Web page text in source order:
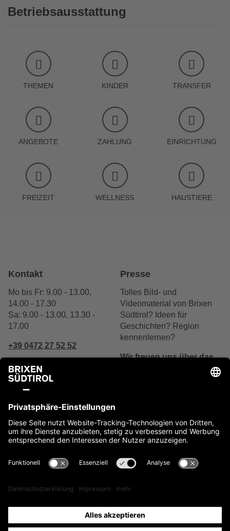
Betriebsausstattung
THEMEN KINDER TRANSFER
ANGEBOTE ZAHLUNG EINRICHTUNG
FREIZEIT WELLNESS HAUSTIERE
Kontakt
Mo bis Fr: 9.00 - 13.00,
14.00 - 17.30
Sa: 9.00 - 13.00, 13.30 -
17.00
+39 0472 27 52 52
Schreibe uns
Presse
Tolles Bild- und
Videomaterial von Brixen
Südtirol? Ideen für
Geschichten? Region
kennenlernen?
Wir freuen uns über das
Impressum Cookies Privacy
Sitemap